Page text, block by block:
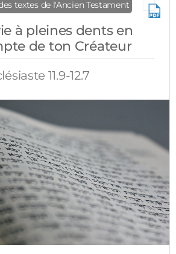
textes de l'Ancien Testament
à pleines dents en
de ton Créateur
11.9-12.7